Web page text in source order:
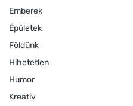
Emberek
Épületek
Földünk
Hihetetlen
Humor
Kreatív